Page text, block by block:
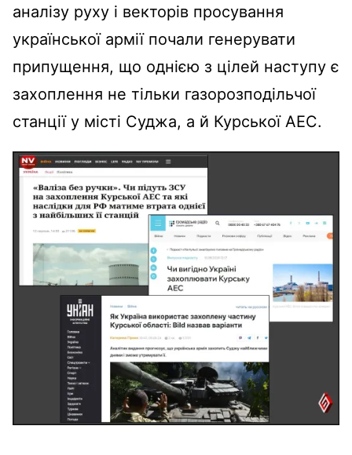
аналізу руху і векторів просування
української армії почали генерувати
припущення, що однією з цілей наступу є
захоплення не тільки газорозподільчої
станції у місті Суджа, а й Курської АЕС.